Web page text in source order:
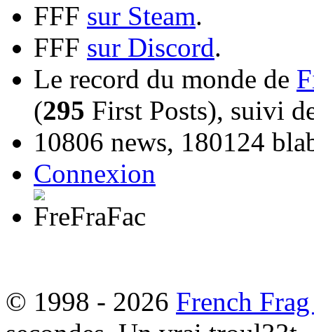
FFF sur Steam.
FFF sur Discord.
Le record du monde de
(295 First Posts), suivi
10806 news, 180124
Connexion
© 1998 - 2026 French